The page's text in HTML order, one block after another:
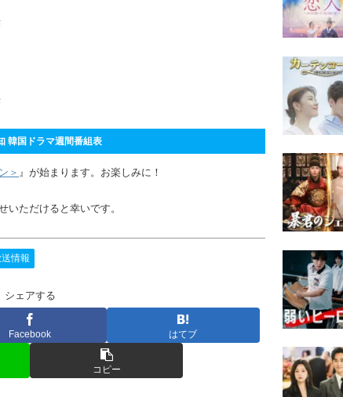
韓国ドラマ週間番組表
＞ 』が始まります。お楽しみに！
いただけると幸いです。
情報
シェアする
Facebook はてブ
コピー